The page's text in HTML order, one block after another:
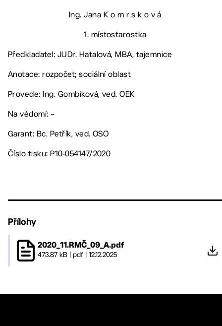
Ing. Jana K o m r s k o v á
1. místostarostka
Předkladatel: JUDr. Hatalová, MBA, tajemnice
Anotace: rozpočet; sociální oblast
Provede: Ing. Gombíková, ved. OEK
Na vědomí: –
Garant: Bc. Petřík, ved. OSO
Číslo tisku: P10-054147/2020
Přílohy
2020_11.RMČ_09_A.pdf
473.87 kB pdf 12.12.2025